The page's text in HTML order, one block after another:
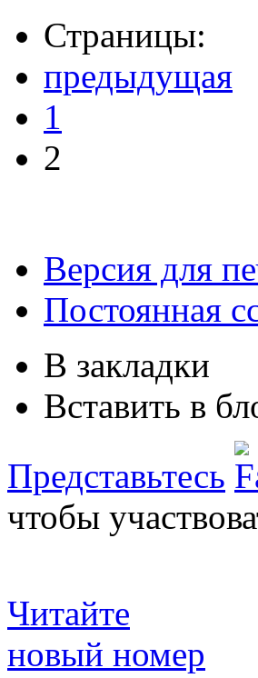
Страницы:
предыдущая
1
2
Версия для
Постоянная
В закладки
Вставить в
Представьтесь
чтобы
Читайте
новый номер